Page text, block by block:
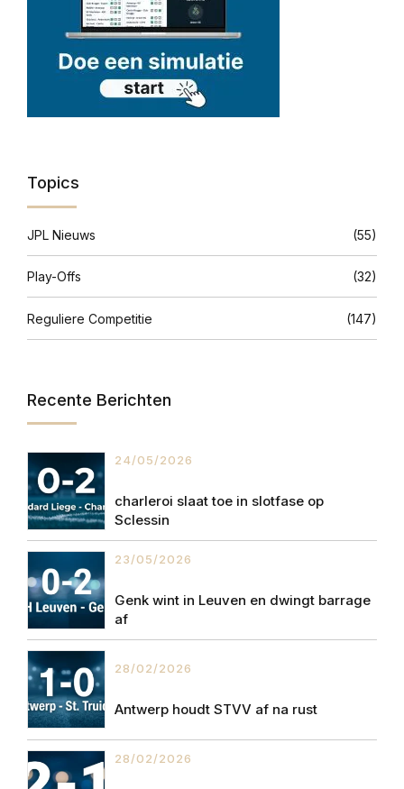
Topics
JPL Nieuws (55)
Play-Offs (32)
Reguliere Competitie (147)
Recente Berichten
24/05/2026
charleroi slaat toe in slotfase op
Sclessin
23/05/2026
Genk wint in Leuven en dwingt barrage
af
28/02/2026
Antwerp houdt STVV af na rust
28/02/2026